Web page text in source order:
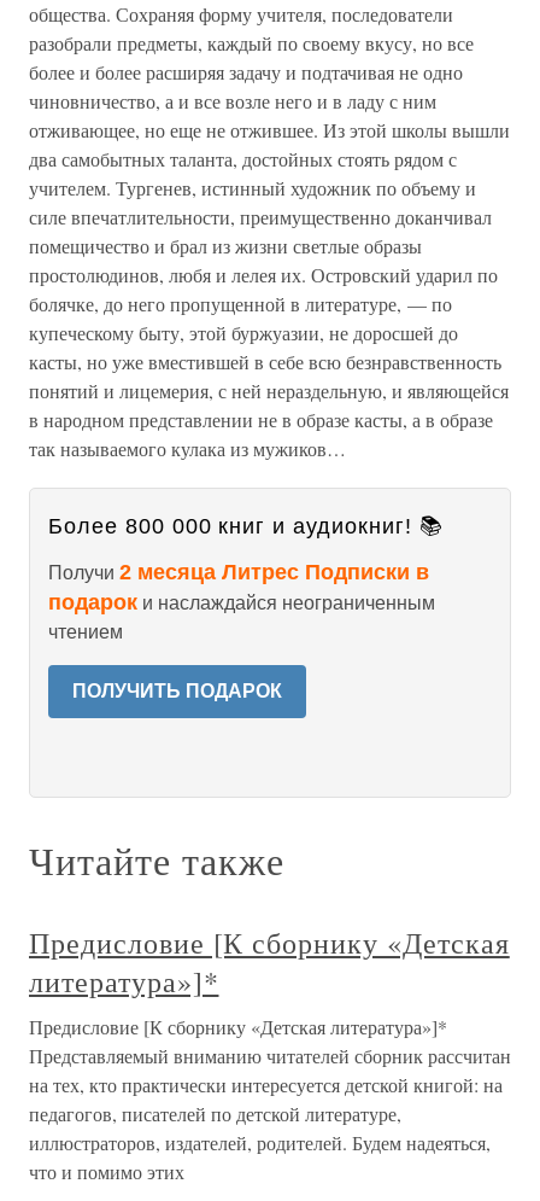
общества. Сохраняя форму учителя, последователи
разобрали предметы, каждый по своему вкусу, но все
более и более расширяя задачу и подтачивая не одно
чиновничество, а и все возле него и в ладу с ним
отживающее, но еще не отжившее. Из этой школы вышли
два самобытных таланта, достойных стоять рядом с
учителем. Тургенев, истинный художник по объему и
силе впечатлительности, преимущественно доканчивал
помещичество и брал из жизни светлые образы
простолюдинов, любя и лелея их. Островский ударил по
болячке, до него пропущенной в литературе, — по
купеческому быту, этой буржуазии, не доросшей до
касты, но уже вместившей в себе всю безнравственность
понятий и лицемерия, с ней нераздельную, и являющейся
в народном представлении не в образе касты, а в образе
так называемого кулака из мужиков…
Более 800 000 книг и аудиокниг! 📚
Получи 2 месяца Литрес Подписки в
подарок и наслаждайся неограниченным
чтением
ПОЛУЧИТЬ ПОДАРОК
Читайте также
Предисловие [К сборнику «Детская
литература»]*
Предисловие [К сборнику «Детская литература»]*
Представляемый вниманию читателей сборник рассчитан
на тех, кто практически интересуется детской книгой: на
педагогов, писателей по детской литературе,
иллюстраторов, издателей, родителей. Будем надеяться,
что и помимо этих